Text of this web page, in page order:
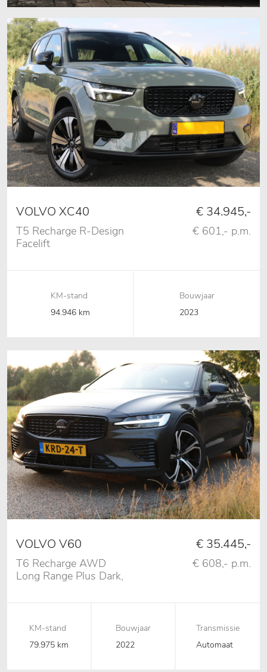
VOLVO XC40
T5 Recharge R-Design
Facelift
€ 34.945,-
€ 601,- p.m.
KM-stand
94.946 km
Bouwjaar
2023
VOLVO V60
T6 Recharge AWD
Long Range Plus Dark,
€ 35.445,-
€ 608,- p.m.
KM-stand
79.975 km
Bouwjaar
2022
Transmissie
Automaat